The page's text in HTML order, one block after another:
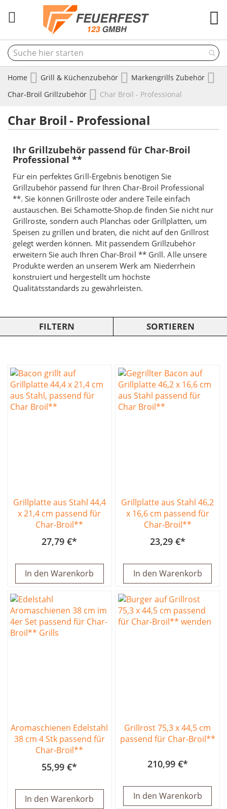
Home Grill & Küchenzubehör
Markengrills Zubehör
Char-Broil Grillzubehör
Char Broil - Professional
Char Broil - Professional
Ihr Grillzubehör passend für Char-Broil
Professional **
Für ein perfektes Grill-Ergebnis benötigen Sie
Grillzubehör passend für Ihren Char-Broil Professional
**. Sie können Grillroste oder andere Teile einfach
austauschen. Bei Schamotte-Shop.de finden Sie nicht nur
Grillroste, sondern auch Planchas oder Grillplatten, um
Speisen zu grillen und braten, die nicht auf den Grillrost
gelegt werden können. Mit passendem Grillzubehör
erweitern Sie auch Ihren Char-Broil ** Grill. Alle unsere
Produkte werden an unserem Werk am Niederrhein
konstruiert und hergestellt um höchste
Qualitätsstandards zu gewährleisten.
FILTERN SORTIEREN
Grillplatte aus Stahl 44,4
x 21,4 cm passend für
Char-Broil**
27,79 €
In den Warenkorb
Grillplatte aus Stahl 46,2
x 16,6 cm passend für
Char-Broil**
23,29 €
In den Warenkorb
Aromaschienen Edelstahl
38 cm 4 Stk passend für
Char-Broil**
55,99 €
In den Warenkorb
Grillrost 75,3 x 44,5 cm
passend für Char-Broil**
210,99 €
In den Warenkorb